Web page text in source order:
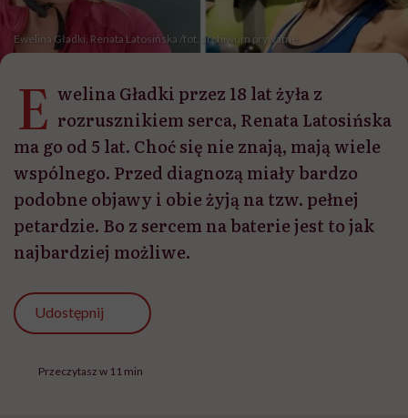
Ewelina Gładki, Renata Latosińska /fot. archiwum prywatne
E welina Gładki przez 18 lat żyła z
rozrusznikiem serca, Renata Latosińska
ma go od 5 lat. Choć się nie znają, mają wiele
wspólnego. Przed diagnozą miały bardzo
podobne objawy i obie żyją na tzw. pełnej
petardzie. Bo z sercem na baterie jest to jak
najbardziej możliwe.
Udostępnij
Przeczytasz w 11 min